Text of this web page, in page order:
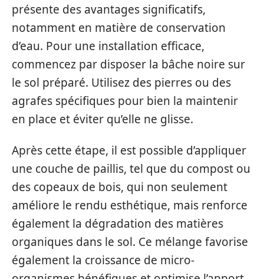
présente des avantages significatifs,
notamment en matière de conservation
d’eau. Pour une installation efficace,
commencez par disposer la bâche noire sur
le sol préparé. Utilisez des pierres ou des
agrafes spécifiques pour bien la maintenir
en place et éviter qu’elle ne glisse.
Après cette étape, il est possible d’appliquer
une couche de paillis, tel que du compost ou
des copeaux de bois, qui non seulement
améliore le rendu esthétique, mais renforce
également la dégradation des matières
organiques dans le sol. Ce mélange favorise
également la croissance de micro-